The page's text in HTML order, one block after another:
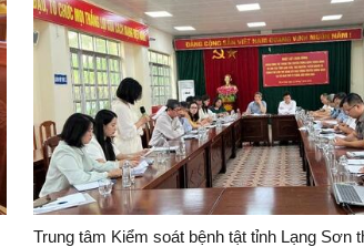
Trung tâm Kiểm soát bệnh tật tỉnh Lạng Sơn